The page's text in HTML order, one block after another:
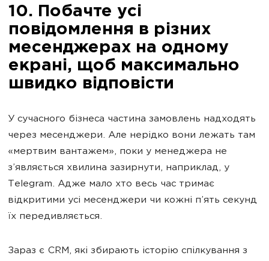
10. Побачте усі
повідомлення в різних
месенджерах на одному
екрані, щоб максимально
швидко відповісти
У сучасного бізнеса частина замовлень надходять
через месенджери. Але нерідко вони лежать там
«мертвим вантажем», поки у менеджера не
з’являється хвилина зазирнути, наприклад, у
Telegram. Адже мало хто весь час тримає
відкритими усі месенджери чи кожні п’ять секунд
їх передивляється.
Зараз є CRM, які збирають історію спілкування з